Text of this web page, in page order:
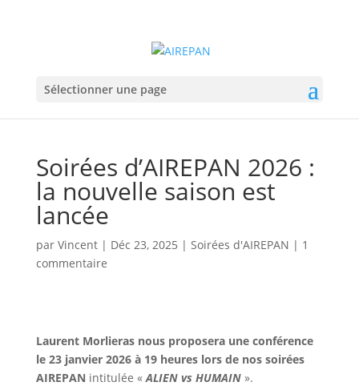
Sélectionner une page
Soirées d’AIREPAN 2026 :
la nouvelle saison est
lancée
par Vincent| Déc 23, 2025 | Soirées d'AIREPAN | 1
commentaire
Laurent Morlieras nous proposera une conférence
le 23 janvier 2026 à 19 heures lors de nos soirées
AIREPAN intitulée « ALIEN vs HUMAIN ».